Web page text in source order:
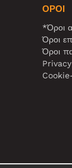
ΌΡΟΙ
*Όροι
Όροι
Όροι